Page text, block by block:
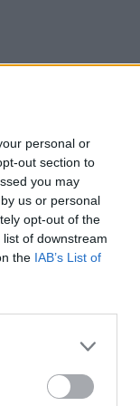
personal or
out section to
you may
us or personal
opt-out of the
of downstream
the IAB’s List of